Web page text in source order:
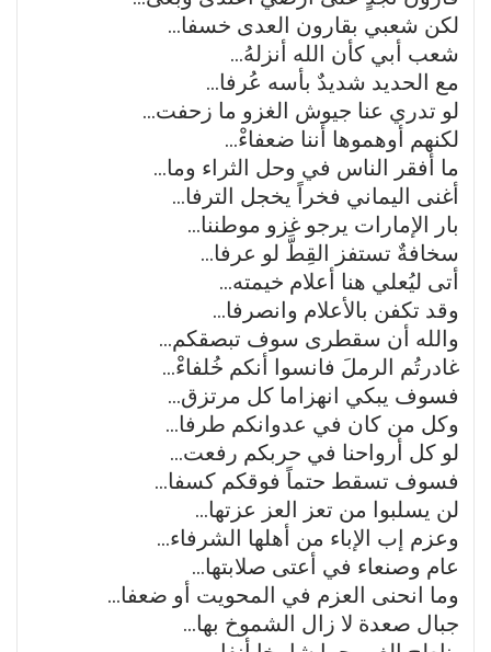
لكن شعبي بقارون العدى خسفا…
شعب أبي كأن الله أنزلهُ…
مع الحديد شديدٌ بأسه عُرفا…
لو تدري عنا جيوش الغزو ما زحفت…
لكنهم أوهموها أننا ضعفاءْ…
ما أفقر الناس في وحل الثراء وما…
أغنى اليماني فخراً يخجل الترفا…
بار اﻹمارات يرجو غزو موطننا…
سخافةٌ تستفز القِطَّ لو عرفا…
أتى ليُعلي هنا أعلام خيمته…
وقد تكفن باﻷعلام وانصرفا…
والله أن سقطرى سوف تبصقكم…
غادرتُم الرملَ فانسوا أنكم خُلفاءْ…
فسوف يبكي انهزاما كل مرتزق…
وكل من كان في عدوانكم طرفا…
لو كل أرواحنا في حربكم رفعت…
فسوف تسقط حتماً فوقكم كسفا…
لن يسلبوا من تعز العز عزتها…
وعزم إب اﻹباء من أهلها الشرفاء…
عام وصنعاء في أعتى صلابتها…
وما انحنى العزم في المحويت أو ضعفا…
جبال صعدة ﻻ زال الشموخ بها…